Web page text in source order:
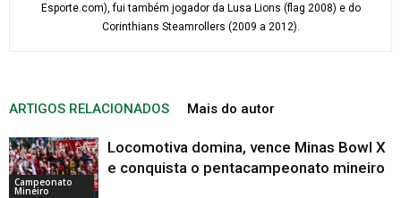
Esporte.com), fui também jogador da Lusa Lions (flag 2008) e do
Corinthians Steamrollers (2009 a 2012).
ARTIGOS RELACIONADOS Mais do autor
Campeonato
Mineiro
Locomotiva domina, vence Minas Bowl X
e conquista o pentacampeonato mineiro